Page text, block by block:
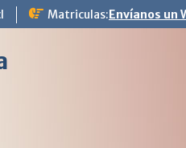
Matriculas:Envíanos un